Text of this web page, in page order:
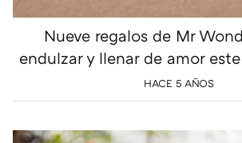
Nueve regalos de Mr
endulzar y llenar de amor
HACE 5 AÑOS